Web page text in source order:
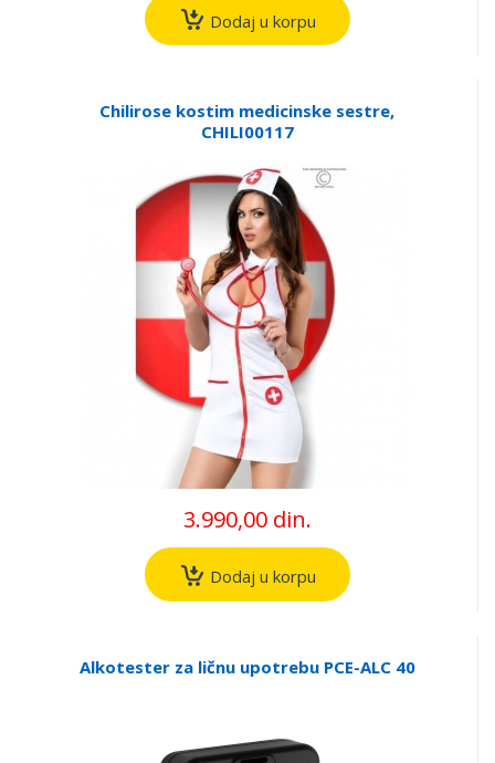
Dodaj u korpu
Chilirose kostim medicinske sestre,
CHILI00117
3.990,00 din.
Dodaj u korpu
Alkotester za ličnu upotrebu PCE-ALC 40